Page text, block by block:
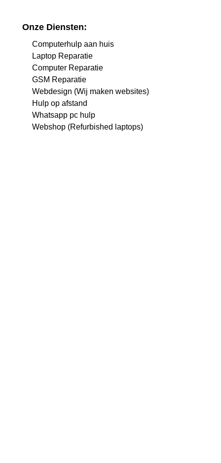
Onze Diensten:
Computerhulp aan huis
Laptop Reparatie
Computer Reparatie
GSM Reparatie
Webdesign (Wij maken websites)
Hulp op afstand
Whatsapp pc hulp
Webshop (Refurbished laptops)